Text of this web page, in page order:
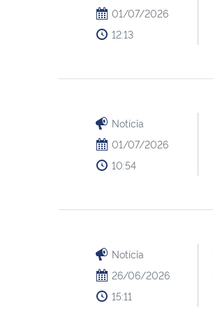
01/07/2026
12:13
Notícia
01/07/2026
10:54
Notícia
26/06/2026
15:11